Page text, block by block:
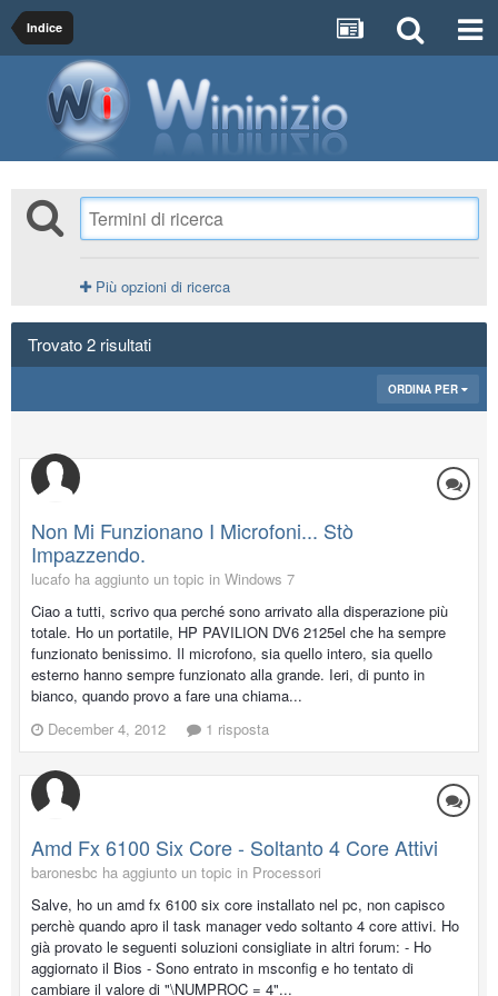
Indice
Più opzioni di ricerca
Trovato 2 risultati
ORDINA PER
Non Mi Funzionano I Microfoni... Stò
Impazzendo.
lucafo ha aggiunto un topic in Windows 7
Ciao a tutti, scrivo qua perché sono arrivato alla disperazione più
totale. Ho un portatile, HP PAVILION DV6 2125el che ha sempre
funzionato benissimo. Il microfono, sia quello intero, sia quello
esterno hanno sempre funzionato alla grande. Ieri, di punto in
bianco, quando provo a fare una chiama...
December 4, 2012
1 risposta
Amd Fx 6100 Six Core - Soltanto 4 Core Attivi
baronesbc ha aggiunto un topic in Processori
Salve, ho un amd fx 6100 six core installato nel pc, non capisco
perchè quando apro il task manager vedo soltanto 4 core attivi. Ho
già provato le seguenti soluzioni consigliate in altri forum: - Ho
aggiornato il Bios - Sono entrato in msconfig e ho tentato di
cambiare il valore di "\NUMPROC = 4"...